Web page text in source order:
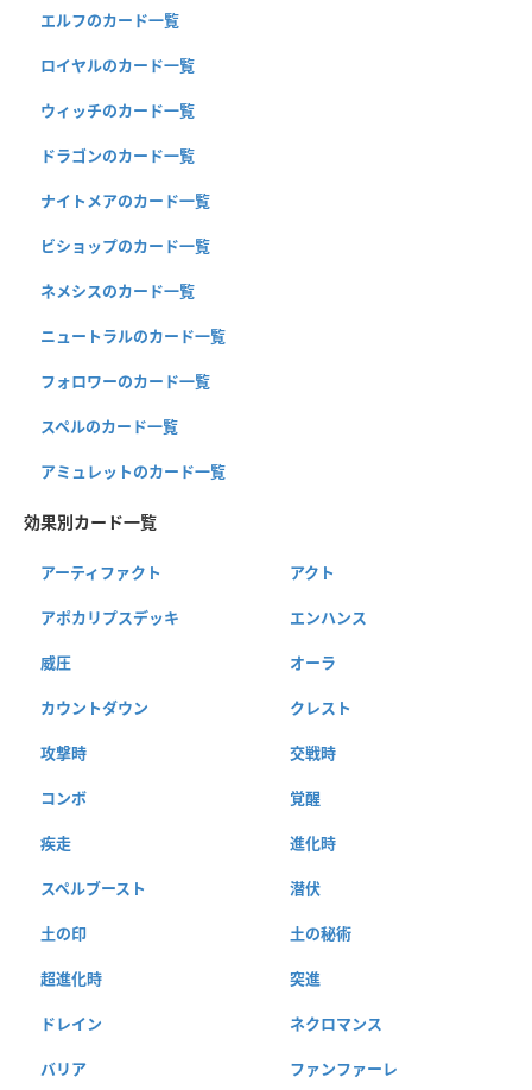
エルフのカード一覧
ロイヤルのカード一覧
ウィッチのカード一覧
ドラゴンのカード一覧
ナイトメアのカード一覧
ビショップのカード一覧
ネメシスのカード一覧
ニュートラルのカード一覧
フォロワーのカード一覧
スペルのカード一覧
アミュレットのカード一覧
効果別カード一覧
アーティファクト アクト
アポカリプスデッキ エンハンス
威圧 オーラ
カウントダウン クレスト
攻撃時 交戦時
コンボ 覚醒
疾走 進化時
スペルブースト 潜伏
土の印 土の秘術
超進化時 突進
ドレイン ネクロマンス
バリア ファンファーレ